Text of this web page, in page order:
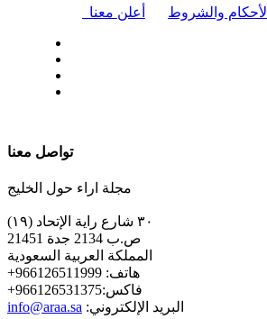
أعلن معنا الأحكام والشروط
تواصل معنا
مجلة اراء حول الخليج
٣٠ شارع راية الإتحاد (١٩)
ص.ب 2134 جدة 21451
المملكة العربية السعودية
+هاتف: 966126511999
+فاكس:966126531375
info@araa.sa :البريد الإلكتروني